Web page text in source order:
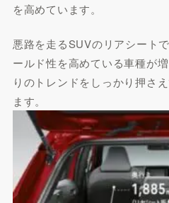
を高めています。
悪路を走るSUVのリアシート
ールド性を高めている車種が
りのトレンドをしっかり押さ
ます。